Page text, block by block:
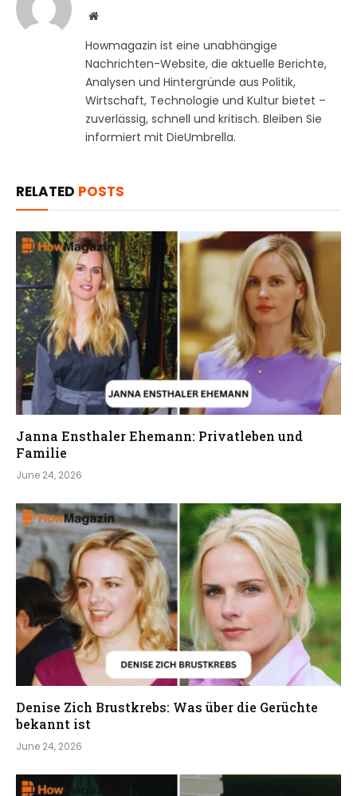
Website
Howmagazin ist eine unabhängige
Nachrichten-Website, die aktuelle Berichte,
Analysen und Hintergründe aus Politik,
Wirtschaft, Technologie und Kultur bietet –
zuverlässig, schnell und kritisch. Bleiben Sie
informiert mit DieUmbrella.
RELATED POSTS
Janna Ensthaler Ehemann: Privatleben und
Familie
June 24, 2026
Denise Zich Brustkrebs: Was über die Gerüchte
bekannt ist
June 24, 2026